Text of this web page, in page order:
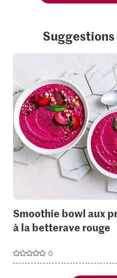
Smoothie bowl aux
à la betterave rouge
0